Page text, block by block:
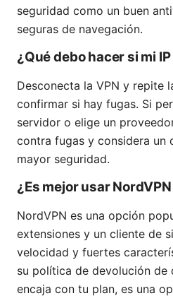
seguridad como un buen
seguras de navegación.
¿Qué debo hacer si mi
Desconecta la VPN y repite
confirmar si hay fugas. Si
servidor o elige un
contra fugas y considera un
mayor seguridad.
¿Es mejor usar
NordVPN es una opción
extensiones y un cliente de
velocidad y fuertes
su política de devolución de
encaja con tu plan, es una